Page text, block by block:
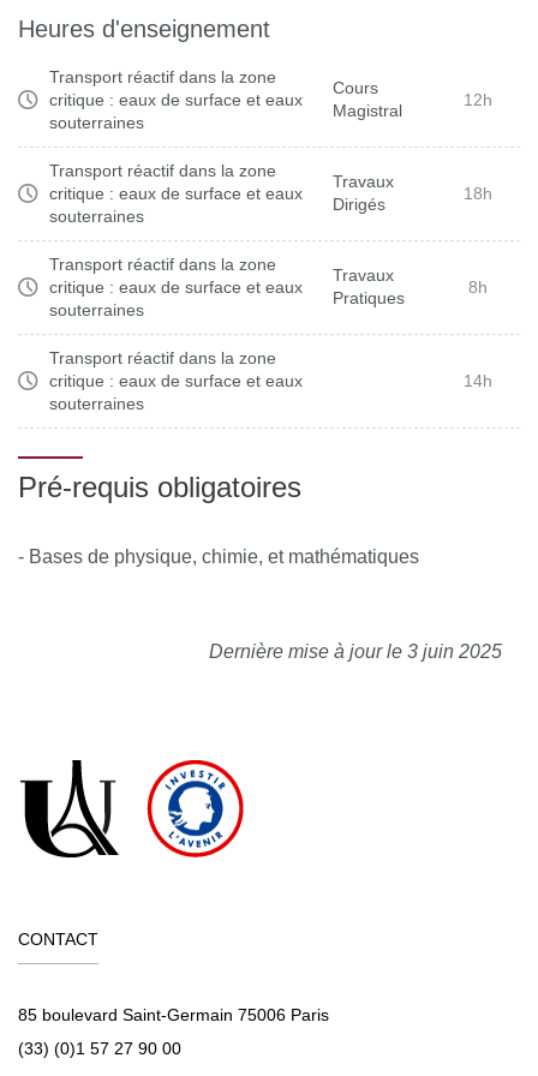
- 8h de TP pour mesurer la composition chimique des eaux
prélevés par chromatographie ionique et spectrométire
source plasma.
- 18h de TD pour interpréter les données acquises pendant
le cours, combinées avec des enregistrements historiques
réalisés sur l’observatoire.
Dupuit-Boussinesq
- Interprétation des données chimiques en rivières en
terme de processus d’altération des roches, d’impact des
engrais, et du transport souterrain et en rivière
Heures d'enseignement
Transport réactif dans la zone
critique : eaux de surface et eaux
souterraines
Cours
Magistral
12h
Transport réactif dans la zone
critique : eaux de surface et eaux
souterraines
Travaux
Dirigés
18h
Transport réactif dans la zone
critique : eaux de surface et eaux
souterraines
Travaux
Pratiques
8h
Transport réactif dans la zone
critique : eaux de surface et eaux
souterraines
14h
Pré-requis obligatoires
- Bases de physique, chimie, et mathématiques
Dernière mise à jour le 3 juin 2025
CONTACT
85 boulevard Saint-Germain 75006 Paris
(33) (0)1 57 27 90 00